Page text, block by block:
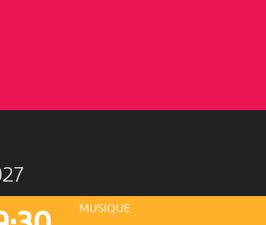
MUSIQUE